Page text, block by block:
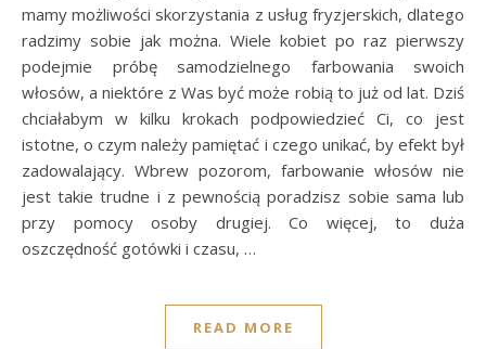
mamy możliwości skorzystania z usług fryzjerskich, dlatego
radzimy sobie jak można. Wiele kobiet po raz pierwszy
podejmie próbę samodzielnego farbowania swoich
włosów, a niektóre z Was być może robią to już od lat. Dziś
chciałabym w kilku krokach podpowiedzieć Ci, co jest
istotne, o czym należy pamiętać i czego unikać, by efekt był
zadowalający. Wbrew pozorom, farbowanie włosów nie
jest takie trudne i z pewnością poradzisz sobie sama lub
przy pomocy osoby drugiej. Co więcej, to duża
oszczędność gotówki i czasu, …
READ MORE